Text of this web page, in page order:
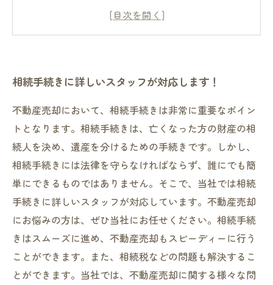
相続人が多い場合も安心！スムーズに手続きを
相続手続きに伴う悩みや疑問も、専門スタッフ
が丁寧に対応します
相続手続きに詳しいスタッフが対応します！
不動産売却において、相続手続きは非常に重要なポイン
トとなります。相続手続きは、亡くなった方の財産の相
続人を決め、遺産を分けるための手続きです。しかし、
相続手続きには法律を守らなければならず、誰にでも簡
単にできるものではありません。そこで、当社では相続
手続きに詳しいスタッフが対応しています。不動産売却
にお悩みの方は、ぜひ当社にお任せください。相続手続
きはスムーズに進め、不動産売却もスピーディーに行う
ことができます。また、相続税などの問題も解決するこ
とができます。当社では、不動産売却に関する様々な問